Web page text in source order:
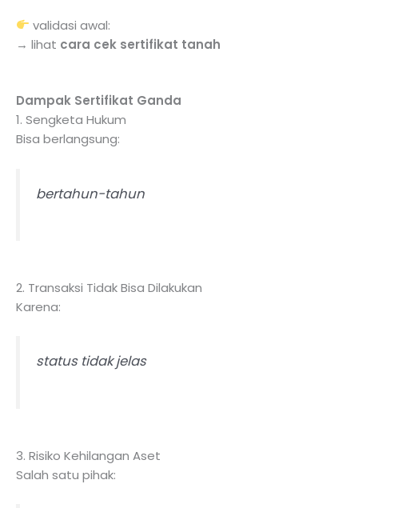
validasi awal:
→ lihat cara cek sertifikat tanah
Dampak Sertifikat Ganda
1. Sengketa Hukum
Bisa berlangsung:
bertahun-tahun
2. Transaksi Tidak Bisa Dilakukan
Karena:
status tidak jelas
3. Risiko Kehilangan Aset
Salah satu pihak: